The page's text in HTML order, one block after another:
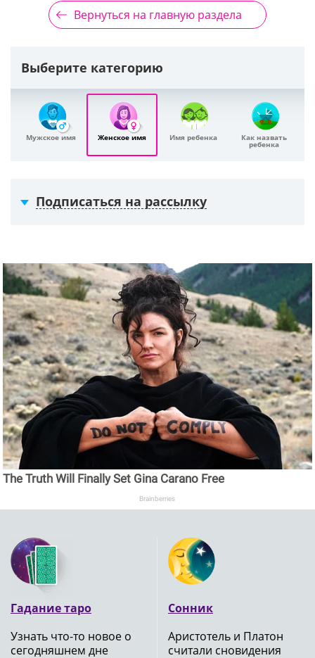
Вернуться на главную раздела
Выберите категорию
Мужское имя Женское имя Имя ребенка Как назвать
ребенка
Подписаться на рассылку
The Truth Will Finally Set Gina Carano Free
Brainberries
Гадание таро
Узнать что-то новое о
сегодняшнем дне
Сонник
Аристотель и Платон
считали сновидения